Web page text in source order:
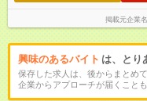
掲載元企業名
興味のあるバイト は、とり
保存した求人は、後からまとめ
企業からアプローチが届くことも